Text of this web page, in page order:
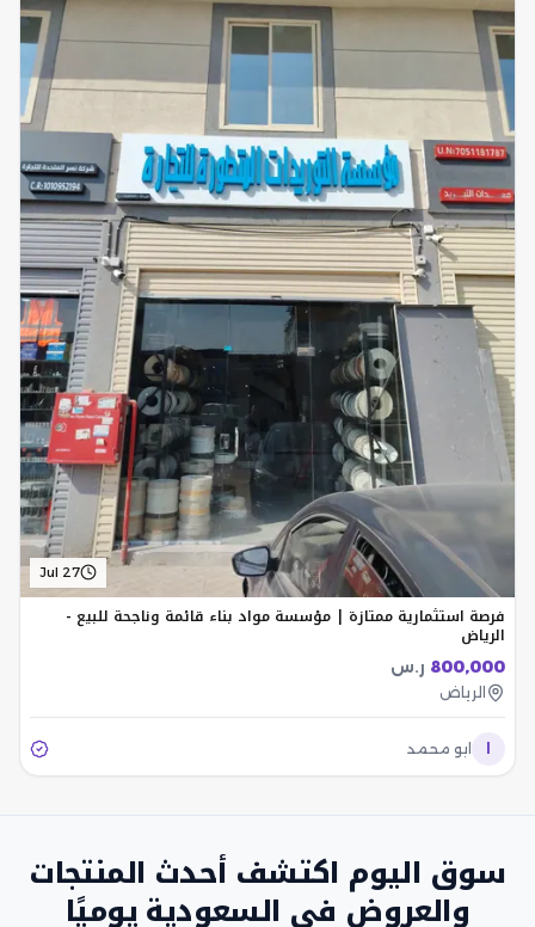
Jul 27
فرصة استثمارية ممتازة | مؤسسة مواد بناء قائمة وناجحة للبيع -
الرياض
800,000 ر.س
الرياض
ا ابو محمد
سوق اليوم اكتشف أحدث المنتجات
والعروض في السعودية يوميًا